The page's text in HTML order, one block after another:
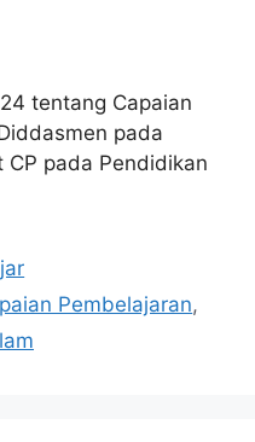
tentang Capaian
pada
CP pada Pendidikan
Pembelajaran,